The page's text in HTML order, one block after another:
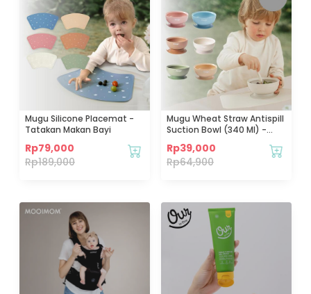
Mugu Silicone Placemat -
Tatakan Makan Bayi
Rp79,000
Rp189,000
Mugu Wheat Straw Antispill
Suction Bowl (340 Ml) -
Bayi
Rp39,000
Rp64,900